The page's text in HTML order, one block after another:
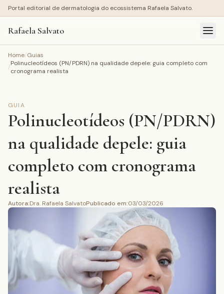
Portal editorial de dermatologia do ecossistema Rafaela Salvato.
Rafaela Salvato
Home/Guias
/Polinucleotídeos (PN/PDRN) na qualidade depele: guia completo com
cronograma realista
GUIA
Polinucleotídeos (PN/PDRN)
na qualidade depele: guia
completo com cronograma
realista
Autora:Dra. Rafaela SalvatoPublicado em:03/03/2026